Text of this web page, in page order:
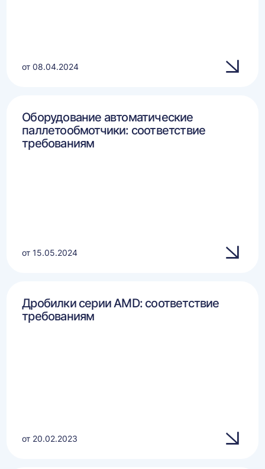
от 08.04.2024
Оборудование автоматические
паллетообмотчики: соответствие
требованиям
от 15.05.2024
Дробилки серии AMD: соответствие
требованиям
от 20.02.2023